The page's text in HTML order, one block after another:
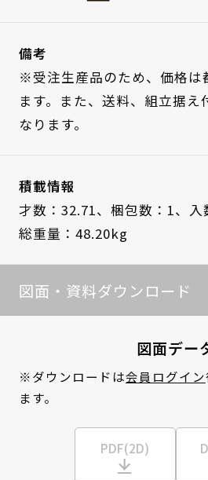
備考
※受注生産品のため、価格は
ます。また、送料、組立据え
なります。
積載情報
才数：32.71、 梱包数：1、 入
総重量：48.20kg
図面・資料ダウンロード
図面デー
※ダウンロードは会員ログイン
ます。
PDF(2D)